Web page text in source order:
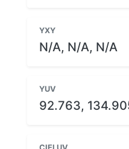
YXY
N/A, N/A, N/A
YUV
92.763,
CIELUV